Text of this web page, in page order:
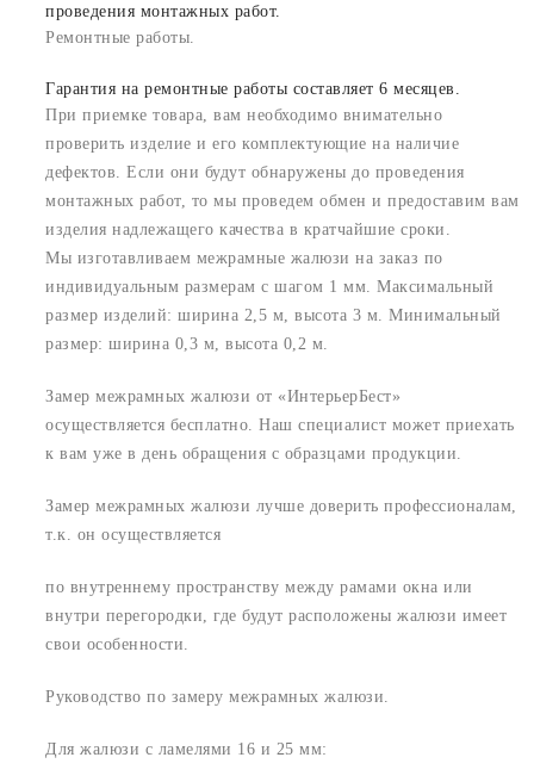
проведения монтажных работ.
Ремонтные работы.
Гарантия на ремонтные работы составляет 6 месяцев.
При приемке товара, вам необходимо внимательно
проверить изделие и его комплектующие на наличие
дефектов. Если они будут обнаружены до проведения
монтажных работ, то мы проведем обмен и предоставим вам
изделия надлежащего качества в кратчайшие сроки.
Мы изготавливаем межрамные жалюзи на заказ по
индивидуальным размерам с шагом 1 мм. Максимальный
размер изделий: ширина 2,5 м, высота 3 м. Минимальный
размер: ширина 0,3 м, высота 0,2 м.
Замер межрамных жалюзи от «ИнтерьерБест»
осуществляется бесплатно. Наш специалист может приехать
к вам уже в день обращения с образцами продукции.
Замер межрамных жалюзи лучше доверить профессионалам,
т.к. он осуществляется
по внутреннему пространству между рамами окна или
внутри перегородки, где будут расположены жалюзи имеет
свои особенности.
Руководство по замеру межрамных жалюзи.
Для жалюзи с ламелями 16 и 25 мм: